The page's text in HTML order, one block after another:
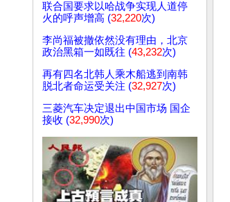
联合国要求以哈战争实现人道停
火的呼声增高 (32,220次)
李尚福被撤依然没有理由，北京
政治黑箱一如既往 (43,232次)
再有四名北韩人乘木船逃到南韩
脱北者命运受关注 (32,927次)
三菱汽车决定退出中国市场 国企
接收 (32,990次)